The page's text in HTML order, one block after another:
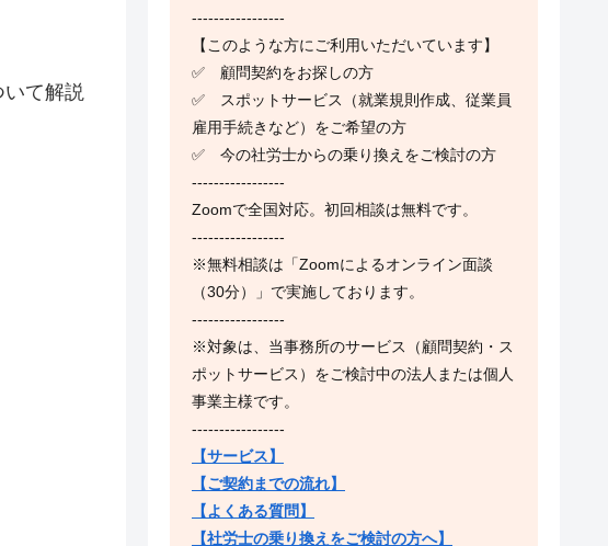
て解説
-----------------
【このような方にご利用いただいています】
✅ 顧問契約をお探しの方
✅ スポットサービス（就業規則作成、従業員
雇用手続きなど）をご希望の方
✅ 今の社労士からの乗り換えをご検討の方
-----------------
Zoomで全国対応。初回相談は無料です。
-----------------
※無料相談は「Zoomによるオンライン面談
（30分）」で実施しております。
-----------------
※対象は、当事務所のサービス（顧問契約・ス
ポットサービス）をご検討中の法人または個人
事業主様です。
-----------------
【サービス】
【ご契約までの流れ】
【よくある質問】
【社労士の乗り換えをご検討の方へ】